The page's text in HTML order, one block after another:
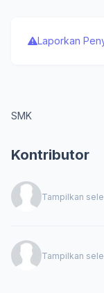
Laporkan
SMK
Kontributor
Tampilkan
Tampilkan